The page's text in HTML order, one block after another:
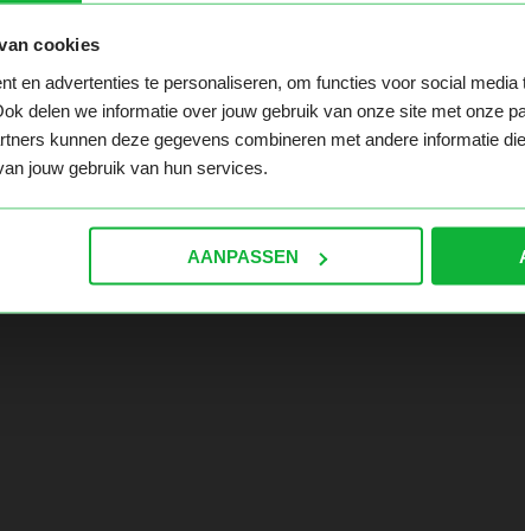
cookies
en advertenties te personaliseren, om functies voor social media
delen we informatie over jouw gebruik van onze site met onze
kunnen deze gegevens combineren met andere informatie
jouw gebruik van hun services.
AANPASSEN
hebt. Ga naar de homepage en navigeer hier